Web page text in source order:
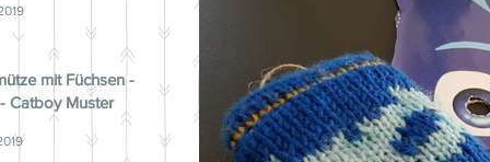
mit Füchsen -
Catboy Muster